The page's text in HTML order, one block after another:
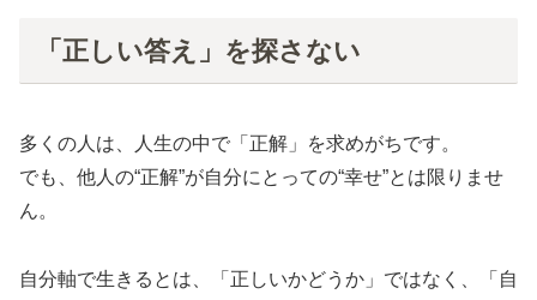
「正しい答え」を探さない
多くの人は、人生の中で「正解」を求めがちです。
でも、他人の“正解”が自分にとっての“幸せ”とは限りませ
ん。
自分軸で生きるとは、「正しいかどうか」ではなく、「自